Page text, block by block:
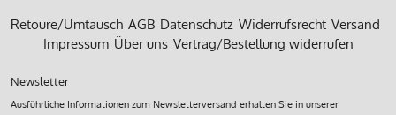
Retoure/Umtausch AGB Datenschutz Widerrufsrecht Versand
Impressum Über uns Vertrag/Bestellung widerrufen
Newsletter
Ausführliche Informationen zum Newsletterversand erhalten Sie in unserer